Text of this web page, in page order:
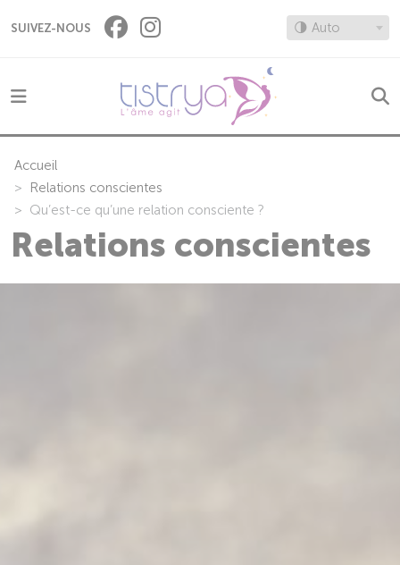
SUIVEZ-NOUS 🌗 Auto
Accueil
Relations conscientes
Qu’est-ce qu’une relation consciente ?
Relations conscientes